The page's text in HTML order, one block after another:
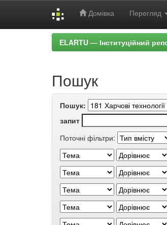
Домівка Перегляд
ELARTU — Інституційний
Пошук
Пошук:
запит
Поточні фільтри: